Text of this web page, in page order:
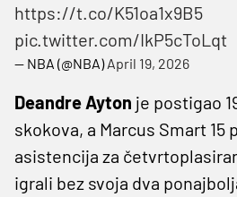
https://t.co/K51oa1x9B5
pic.twitter.com/IkP5cToLqt
— NBA (@NBA)April 19, 2026
Deandre Ayton je postigao
skokova, a Marcus Smart 15
asistencija za
igrali bez svoja dva